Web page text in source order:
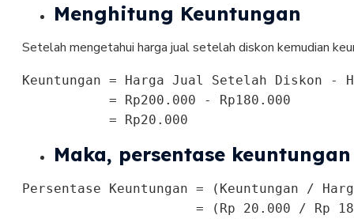
Menghitung Keuntungan
Setelah mengetahui harga jual setelah diskon kemudian
Keuntungan = Harga Jual Setelah Diskon -
           = Rp200.000 - Rp180.000
           = Rp20.000
Maka, persentase
Persentase Keuntungan = (Keuntungan /
= (Rp 20.000 / Rp